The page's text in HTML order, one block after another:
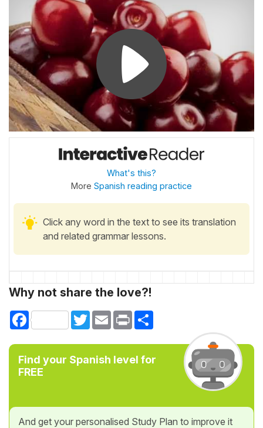
What's this?
More Spanish reading practice
Click any word in the text to see its translation
and related grammar lessons.
Why not share the love?!
Facebook TwitterEmail Print
Find your Spanish level for
FREE
And get your personalised Study Plan to improve it